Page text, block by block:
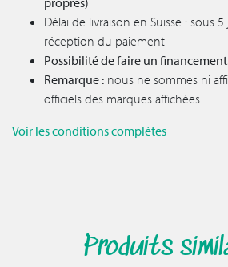
Délai de livraison en Suisse : sous
réception du paiement
Possibilité de faire un
Remarque : nous ne sommes ni
officiels des marques affichées
Voir les conditions complètes
Produits